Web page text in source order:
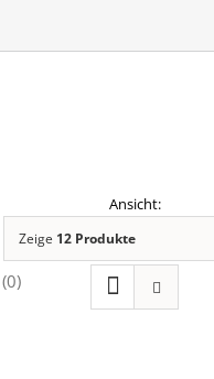
(0)
Zeige 12 Produkte